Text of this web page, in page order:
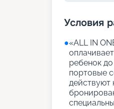
Условия
●«АLL IN
ребенок
портовые
действуют